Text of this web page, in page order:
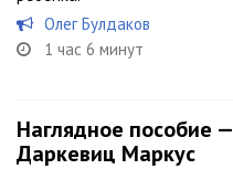
Олег Булдаков
1 час 6 минут
Наглядное пособие —
Даркевиц Маркус